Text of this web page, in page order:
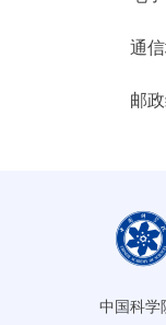
通信
邮政
中国科学